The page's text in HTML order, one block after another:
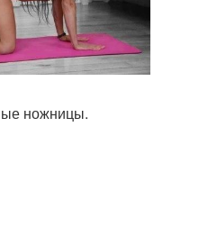
ножницы.